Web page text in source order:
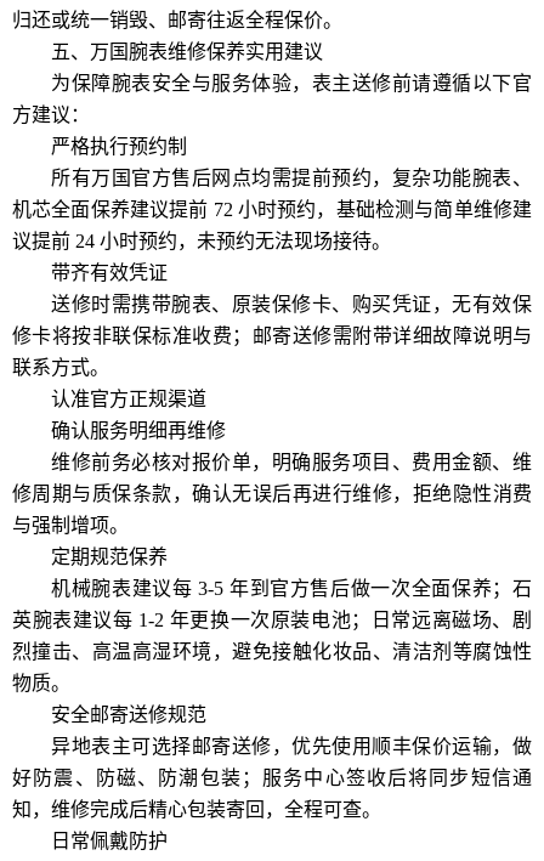
归还或统一销毁、邮寄往返全程保价。
五、万国腕表维修保养实用建议
为保障腕表安全与服务体验，表主送修前请遵循以下官
方建议：
严格执行预约制
所有万国官方售后网点均需提前预约，复杂功能腕表、
机芯全面保养建议提前 72 小时预约，基础检测与简单维修建
议提前 24 小时预约，未预约无法现场接待。
带齐有效凭证
送修时需携带腕表、原装保修卡、购买凭证，无有效保
修卡将按非联保标准收费；邮寄送修需附带详细故障说明与
联系方式。
认准官方正规渠道
确认服务明细再维修
维修前务必核对报价单，明确服务项目、费用金额、维
修周期与质保条款，确认无误后再进行维修，拒绝隐性消费
与强制增项。
定期规范保养
机械腕表建议每 3-5 年到官方售后做一次全面保养；石
英腕表建议每 1-2 年更换一次原装电池；日常远离磁场、剧
烈撞击、高温高湿环境，避免接触化妆品、清洁剂等腐蚀性
物质。
安全邮寄送修规范
异地表主可选择邮寄送修，优先使用顺丰保价运输，做
好防震、防磁、防潮包装；服务中心签收后将同步短信通
知，维修完成后精心包装寄回，全程可查。
日常佩戴防护